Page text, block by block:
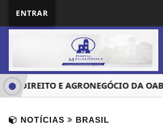
ENTRAR
DIREITO E AGRONEGÓCIO DA OAB
NOTÍCIAS BRASIL